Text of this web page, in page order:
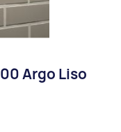
Argo Liso